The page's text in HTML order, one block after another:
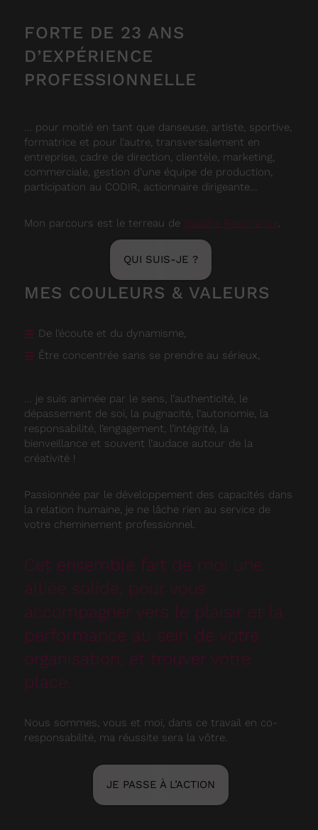
FORTE DE 23 ANS
D’EXPÉRIENCE
PROFESSIONNELLE
… pour moitié en tant que danseuse, artiste, sportive,
formatrice et pour l’autre, transversalement en
entreprise, cadre de direction, clientèle, marketing,
commerciale, gestion d’une équipe de production,
participation au CODIR, actionnaire dirigeante…
Mon parcours est le terreau de Quadra Résonance.
QUI SUIS-JE ?
MES COULEURS & VALEURS
De l’écoute et du dynamisme,
Être concentrée sans se prendre au sérieux,
… je suis animée par le sens, l’authenticité, le
dépassement de soi, la pugnacité, l’autonomie, la
responsabilité, l’engagement, l’intégrité, la
bienveillance et souvent l’audace autour de la
créativité !
Passionnée par le développement des capacités dans
la relation humaine, je ne lâche rien au service de
votre cheminement professionnel.
Cet ensemble fait de moi une
alliée solide, pour vous
accompagner vers le plaisir et la
performance au sein de votre
organisation, et trouver votre
place.
Nous sommes, vous et moi, dans ce travail en co-
responsabilité, ma réussite sera la vôtre.
JE PASSE À L’ACTION